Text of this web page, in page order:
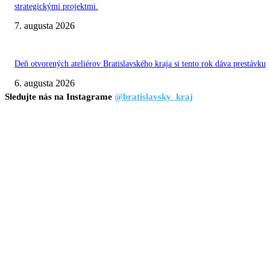
strategickými projektmi.
7. augusta 2026
Deň otvorených ateliérov Bratislavského kraja si tento rok dáva prestávku
6. augusta 2026
Sledujte nás na Instagrame @bratislavsky_kraj